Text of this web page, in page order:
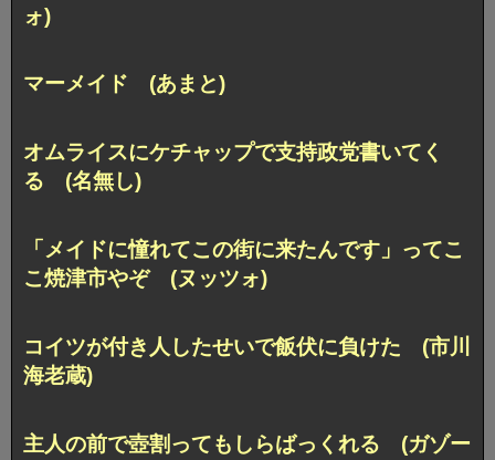
ォ)
マーメイド (あまと)
オムライスにケチャップで支持政党書いてく
る (名無し)
「メイドに憧れてこの街に来たんです」ってこ
こ焼津市やぞ (ヌッツォ)
コイツが付き人したせいで飯伏に負けた (市川
海老蔵)
主人の前で壺割ってもしらばっくれる (ガゾー